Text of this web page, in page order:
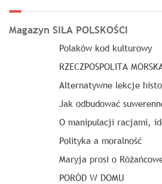
Magazyn SIŁA POLSKOŚCI
Polaków kod kulturowy
RZECZPOSPOLITA
Alternatywne lekcje
Jak odbudować
O manipulacji racjami,
Polityka a moralność
Maryja prosi o
PORÓD W DOMU